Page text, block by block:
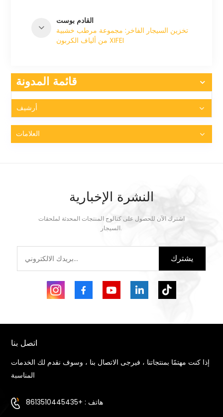
القادم بوست
تخزين السيجار الفاخر: مجموعة مرطب خشبية
من ألياف الكربون XIFEI
قائمة المدونة
أرشيف
العلامات
النشرة الإخبارية
اشترك الآن للحصول على كتالوج المنتجات المحدثة لملحقات
السيجار.
يشترك
اتصل بنا
إذا كنت مهتمًا بمنتجاتنا ، فيرجى الاتصال بنا ، وسوف نقدم لك الخدمات
المناسبة
هاتف : +8613510445435